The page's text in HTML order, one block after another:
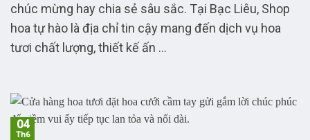
chúc mừng hay chia sẻ sâu sắc. Tại Bạc Liêu, Shop
hoa tự hào là địa chỉ tin cậy mang đến dịch vụ hoa
tươi chất lượng, thiết kế ấn ...
04
Th6